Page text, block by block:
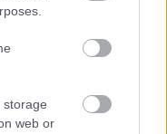
storage
web or